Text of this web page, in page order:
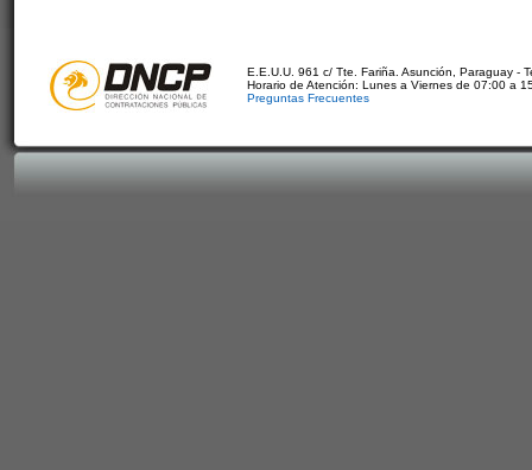
E.E.U.U. 961 c/ Tte. Fariña. Asunción, Paraguay -
Horario de Atención: Lunes a Viernes de 07:00 a
Preguntas Frecuentes